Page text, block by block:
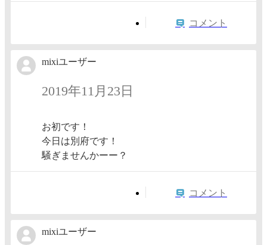
コメント
mixiユーザー
2019年11月23日
お初です！
今日は別府です！
騒ぎませんかーー？
コメント
mixiユーザー